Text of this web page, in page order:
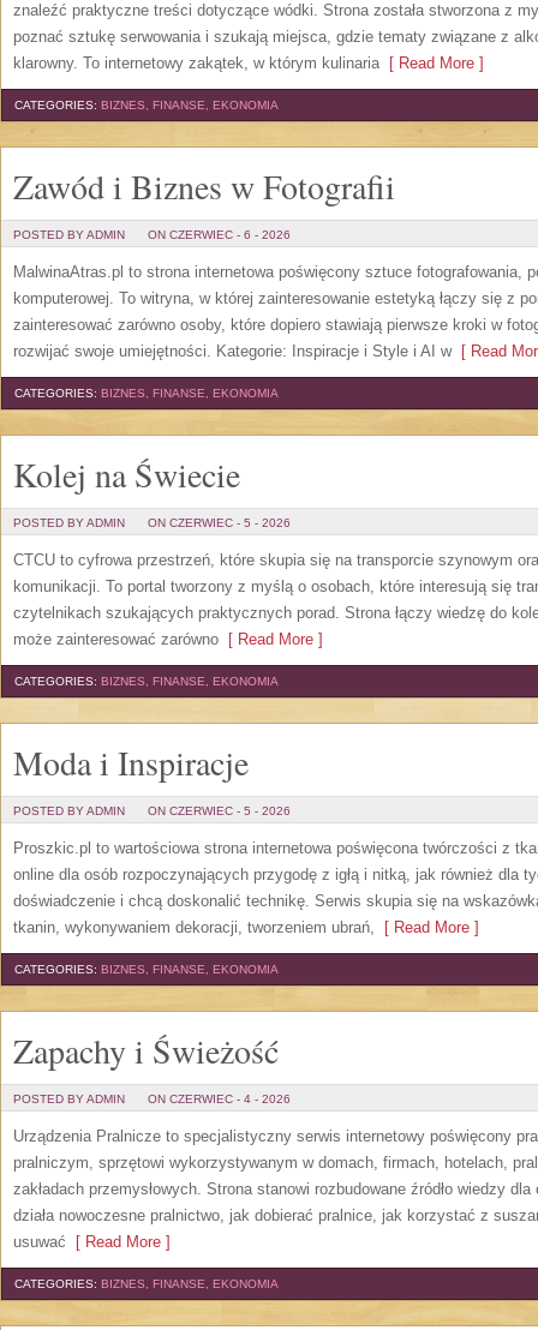
znaleźć praktyczne treści dotyczące wódki. Strona została stworzona z
poznać sztukę serwowania i szukają miejsca, gdzie tematy związane z
klarowny. To internetowy zakątek, w którym kulinaria[ Read More ]
CATEGORIES: BIZNES, FINANSE, EKONOMIA
Zawód i Biznes w Fotografii
POSTED BY ADMIN ON CZERWIEC - 6 - 2026
MalwinaAtras.pl to strona internetowa poświęcony sztuce fotografowania,
komputerowej. To witryna, w której zainteresowanie estetyką łączy się z
zainteresować zarówno osoby, które dopiero stawiają pierwsze kroki w
rozwijać swoje umiejętności. Kategorie: Inspiracje i Style i AI w[ Read
CATEGORIES: BIZNES, FINANSE, EKONOMIA
Kolej na Świecie
POSTED BY ADMIN ON CZERWIEC - 5 - 2026
CTCU to cyfrowa przestrzeń, które skupia się na transporcie szynowym
komunikacji. To portal tworzony z myślą o osobach, które interesują się
czytelnikach szukających praktycznych porad. Strona łączy wiedzę do
może zainteresować zarówno [ Read More ]
CATEGORIES: BIZNES, FINANSE, EKONOMIA
Moda i Inspiracje
POSTED BY ADMIN ON CZERWIEC - 5 - 2026
Proszkic.pl to wartościowa strona internetowa poświęcona twórczości z
online dla osób rozpoczynających przygodę z igłą i nitką, jak również dla
doświadczenie i chcą doskonalić technikę. Serwis skupia się na
tkanin, wykonywaniem dekoracji, tworzeniem ubrań, [ Read More ]
CATEGORIES: BIZNES, FINANSE, EKONOMIA
Zapachy i Świeżość
POSTED BY ADMIN ON CZERWIEC - 4 - 2026
Urządzenia Pralnicze to specjalistyczny serwis internetowy poświęcony
pralniczym, sprzętowi wykorzystywanym w domach, firmach, hotelach,
zakładach przemysłowych. Strona stanowi rozbudowane źródło wiedzy
działa nowoczesne pralnictwo, jak dobierać pralnice, jak korzystać z
usuwać [ Read More ]
CATEGORIES: BIZNES, FINANSE, EKONOMIA